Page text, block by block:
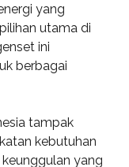
yang
utama di
ini
berbagai
tampak
kebutuhan
yang